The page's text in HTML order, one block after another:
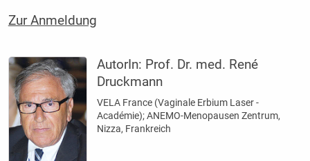
Zur Anmeldung
AutorIn: Prof. Dr. med. René
Druckmann
VELA France (Vaginale Erbium Laser ­
Académie); ANEMO-Menopausen Zentrum,
Nizza, Frankreich